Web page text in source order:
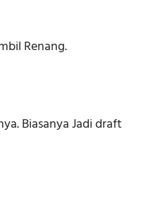
Renang.
Biasanya Jadi draft